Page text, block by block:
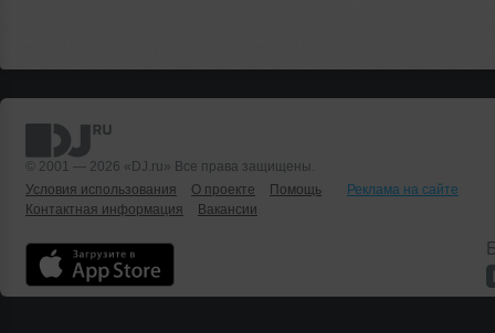
© 2001 — 2026 «DJ.ru» Все права защищены.
Условия использования
О проекте Помощь
Реклама на сайте
Контактная информация
Вакансии